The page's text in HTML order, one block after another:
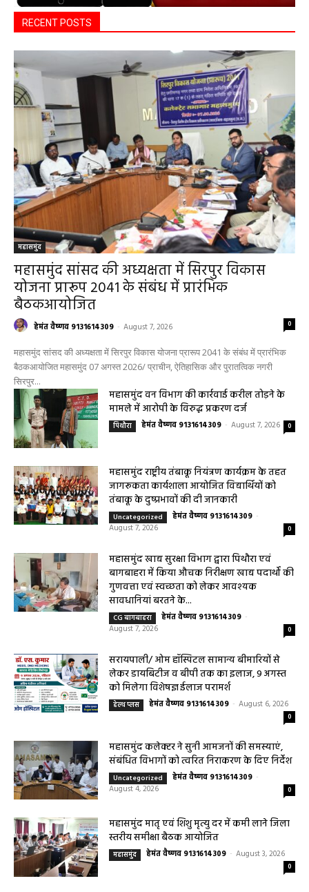
RECENT POSTS
महासमुंद
महासमुंद सांसद की अध्यक्षता में सिरपुर विकास
योजना प्रारूप 2041 के संबंध में प्रारंभिक
बैठकआयोजित
हेमंत वैष्णव 9131614309 - August 7, 2026 0
महासमुंद सांसद की अध्यक्षता में सिरपुर विकास योजना प्रारूप 2041 के संबंध में प्रारंभिक
बैठकआयोजित महासमुंद 07 अगस्त 2026/ प्राचीन, ऐतिहासिक और पुरातत्विक नगरी
सिरपुर...
महासमुंद वन विभाग की कार्रवाई करील तोड़ने के
मामले में आरोपी के विरुद्ध प्रकरण दर्ज
पिथौरा हेमंत वैष्णव 9131614309 - August 7, 2026 0
महासमुंद राष्ट्रीय तंबाकू नियंत्रण कार्यक्रम के तहत
जागरूकता कार्यशाला आयोजित विद्यार्थियों को
तंबाकू के दुष्प्रभावों की दी जानकारी
Uncategorized हेमंत वैष्णव 9131614309 -
August 7, 2026
0
महासमुंद खाद्य सुरक्षा विभाग द्वारा पिथौरा एवं
बागबाहरा में किया औचक निरीक्षण खाद्य पदार्थों की
गुणवत्ता एवं स्वच्छता को लेकर आवश्यक
सावधानियां बरतने के...
CG बागबाहरा हेमंत वैष्णव 9131614309 -
August 7, 2026
0
सरायपाली/ ओम हॉस्पिटल सामान्य बीमारियों से
लेकर डायबिटीज व बीपी तक का इलाज, 9 अगस्त
को मिलेगा विशेषज्ञ ईलाज परामर्श
हेल्थ प्लस हेमंत वैष्णव 9131614309 - August 6, 2026
0
महासमुंद कलेक्टर ने सुनी आमजनों की समस्याएं,
संबंधित विभागों को त्वरित निराकरण के दिए निर्देश
Uncategorized हेमंत वैष्णव 9131614309 -
August 4, 2026
0
महासमुंद मातृ एवं शिशु मृत्यु दर में कमी लाने जिला
स्तरीय समीक्षा बैठक आयोजित
महासमुंद हेमंत वैष्णव 9131614309 - August 3, 2026
0